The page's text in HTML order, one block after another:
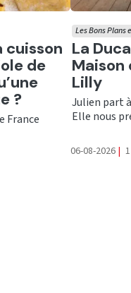
cuisson
de
?
France
Ecouter
La
Maison
Lilly
Les Bons Plans
Julien part
Elle nous
06-08-2026 |